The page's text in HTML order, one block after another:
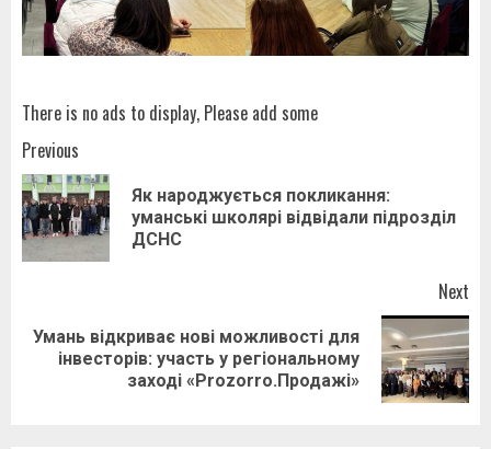
There is no ads to display, Please add some
Post
navigation
Previous
Як народжується покликання:
уманські школярі відвідали підрозділ
ДСНС
Next
Умань відкриває нові можливості для
інвесторів: участь у регіональному
заході «Prozorro.Продажі»